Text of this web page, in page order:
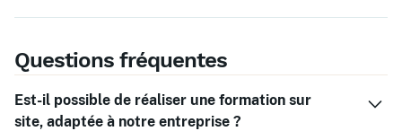
Questions fréquentes
Est-il possible de réaliser une formation sur
site, adaptée à notre entreprise ?